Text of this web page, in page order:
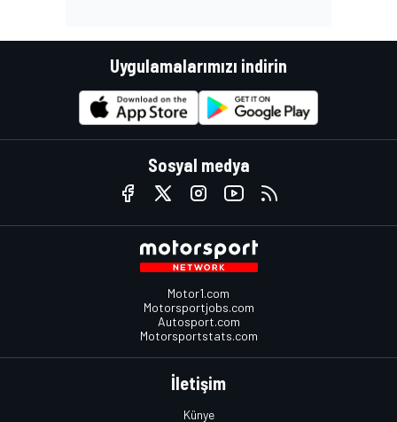
Uygulamalarımızı indirin
Sosyal medya
Motor1.com
Motorsportjobs.com
Autosport.com
Motorsportstats.com
İletişim
Künye